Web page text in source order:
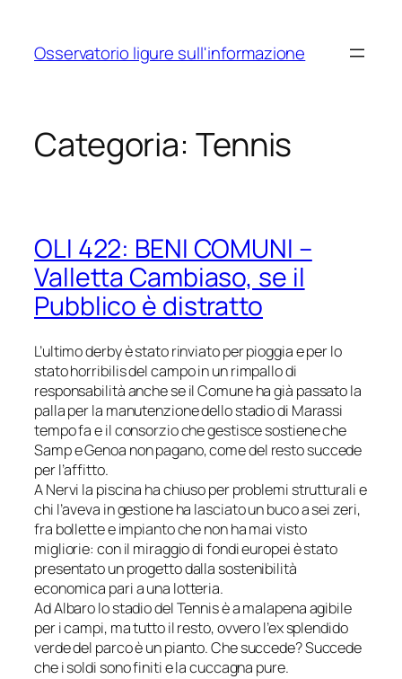
contenuto
Osservatorio ligure sull'informazione
Categoria: Tennis
OLI 422: BENI COMUNI –
Valletta Cambiaso, se il
Pubblico è distratto
L’ultimo derby è stato rinviato per pioggia e per lo
statohorribilisdel campo in un rimpallo di
responsabilità anche se il Comune ha già passato la
palla per la manutenzione dello stadio di Marassi
tempo fa e il consorzio che gestisce sostiene che
Samp e Genoa non pagano, come del resto succede
per l’affitto.
A Nervi la piscina ha chiuso per problemi strutturali e
chi l’aveva in gestione ha lasciato un buco a sei zeri,
fra bollette e impianto che non ha mai visto
migliorie: con il miraggio di fondi europei è stato
presentato un progetto dalla sostenibilità
economica pari a una lotteria.
Ad Albaro lo stadio del Tennis è a malapena agibile
per i campi, ma tutto il resto, ovvero l’ex splendido
verde del parco è un pianto. Che succede? Succede
che i soldi sono finiti e la cuccagna pure.